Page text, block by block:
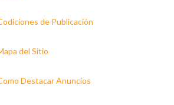
de Publicación
del Sitio
Destacar Anuncios